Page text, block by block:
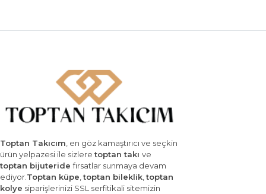
Toptan Takıcım, en göz kamaştırıcı ve seçkin
ürün yelpazesi ile sizleretoptan takı ve
toptan bijuteridefırsatlar sunmaya devam
ediyor.Toptan küpe,toptan bileklik,toptan
kolye siparişlerinizi SSL serfitikali sitemizin